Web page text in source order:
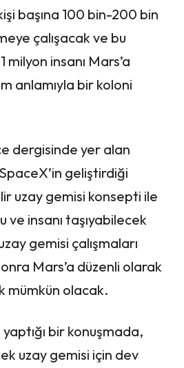
başına 100 bin-200 bin
çalışacak ve bu
insanı Mars’a
anlamıyla bir koloni
dergisinde yer alan
geliştirdiği
uzay gemisi konsepti ile
ve insanı taşıyabilecek
gemisi çalışmaları
Mars’a düzenli olarak
mümkün olacak.
bir konuşmada,
uzay gemisi için dev